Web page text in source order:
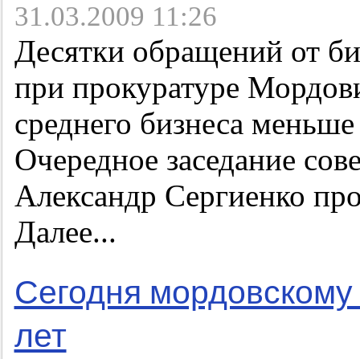
31.03.2009 11:26
Десятки обращений от
при прокуратуре
среднего бизнеса
Очередное заседание
Александр Сергиенко
Далее...
Сегодня
лет